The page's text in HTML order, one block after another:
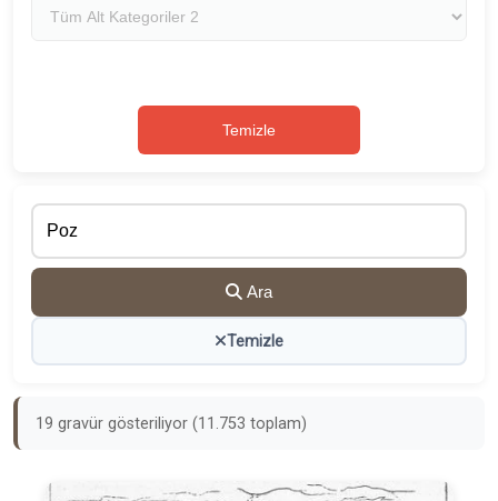
Temizle
Ara
Temizle
19 gravür gösteriliyor (11.753 toplam)